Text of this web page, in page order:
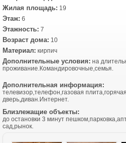
Жилая площадь: 19
Этаж: 6
Этажность: 7
Возраст дома: 10
Материал: кирпич
Дополнительные условия: на
проживание.Командировочные,семья.
Дополнительная информация:
телевизор,телефон,газовая
дверь,диван.Интернет.
Близлежащие объекты:
до остановки 3 минут
сад,рынок.